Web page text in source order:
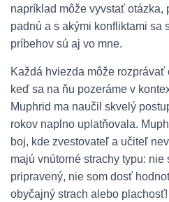
napríklad môže vyvstať otázka,
padnú a s akými konfliktami sa
príbehov sú aj vo mne.
Každá hviezda môže
keď sa na ňu pozeráme v
Muphrid ma naučil skvelý
rokov naplno uplatňovala.
boj, kde zvestovateľ a učiteľ
majú vnútorné strachy typu: nie
pripravený, nie som dosť
obyčajný strach alebo